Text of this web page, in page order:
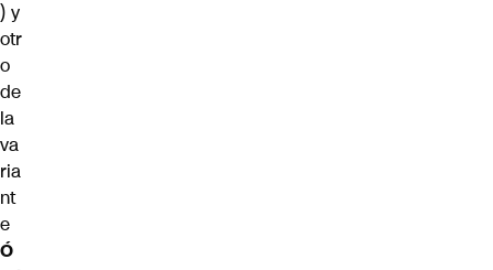
) y
otr
o
de
la
va
ria
nt
e
Ó